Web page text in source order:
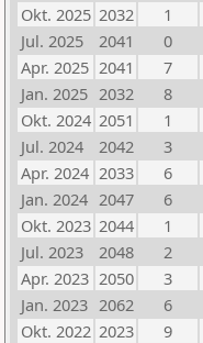
Okt. 2025 2032 1
Jul. 2025
2041 0
Apr. 2025 2041 7
Jan. 2025 2032 8
Okt. 2024 2051 1
Jul. 2024
2042 3
Apr. 2024 2033 6
Jan. 2024 2047 6
Okt. 2023 2044 1
Jul. 2023
2048 2
Apr. 2023 2050 3
Jan. 2023 2062 6
Okt. 2022 2023 9